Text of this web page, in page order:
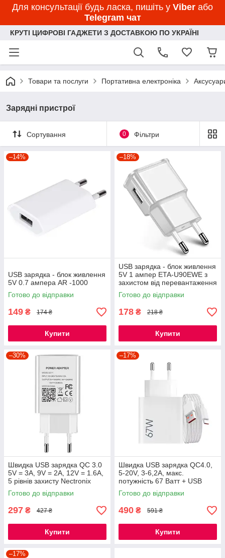
Для консультації будь ласка, пишіть у Viber або
Telegram чат
КРУТІ ЦИФРОВІ ГАДЖЕТИ З ДОСТАВКОЮ ПО УКРАЇНІ
Товари та послуги Портативна електроніка
Зарядні пристрої
Сортування 0 Фільтри
–14%
USB зарядка - блок живлення
5V 0.7 ампера AR -1000
Готово до відправки
149 ₴ 174 ₴
Купити
–18%
USB зарядка - блок живлення
5V 1 ампер ETA-U90EWE з
захистом від перевантаження
Готово до відправки
178 ₴ 218 ₴
Купити
–30%
Швидка USB зарядка QC 3.0
5V = 3A, 9V = 2A, 12V = 1.6A,
5 рівнів захисту Nectronix
QC11
Готово до відправки
297 ₴ 427 ₴
Купити
–17%
Швидка USB зарядка QC4.0,
5-20V, 3-6,2A, макс.
потужність 67 Ватт + USB
кабель 1метр Nectronix MDY-
12
Готово до відправки
490 ₴ 591 ₴
Купити
–17%